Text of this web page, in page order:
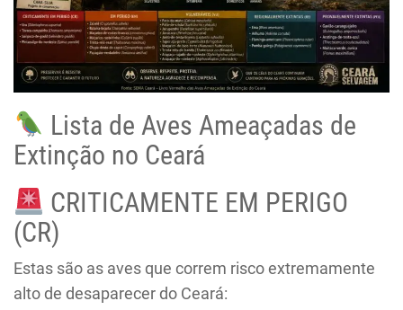
Lista de Aves Ameaçadas de
Extinção no Ceará
CRITICAMENTE EM PERIGO
(CR)
Estas são as aves que correm risco extremamente
alto de desaparecer do Ceará: